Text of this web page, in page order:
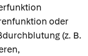
oder
(z. B.